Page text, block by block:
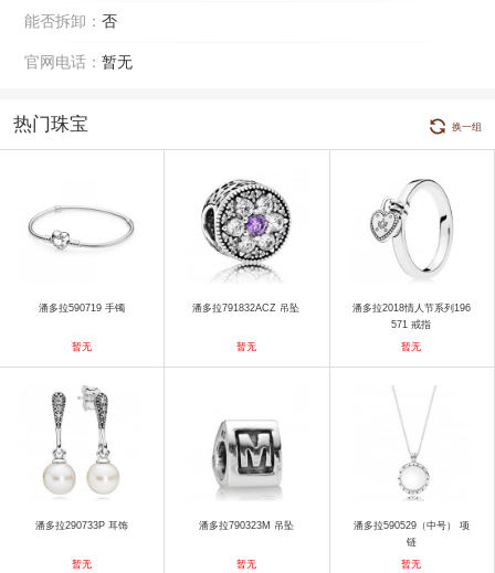
能否拆卸： 否
官网电话： 暂无
热门珠宝 换一组
潘多拉590719 手镯
暂无
潘多拉791832ACZ 吊坠
暂无
潘多拉2018情人节系列196
571 戒指
暂无
潘多拉290733P 耳饰
暂无
潘多拉790323M 吊坠
暂无
潘多拉590529（中号） 项
链
暂无